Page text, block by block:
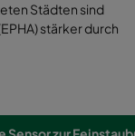
Städten sind
stärker durch